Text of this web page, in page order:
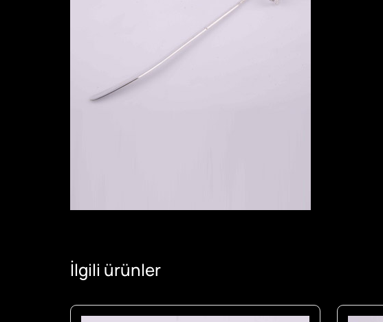
İlgili ürünler